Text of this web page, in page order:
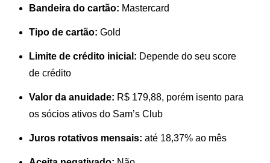
Bandeira do cartão: Mastercard
Tipo de cartão: Gold
Limite de crédito inicial: Depende do seu score
de crédito
Valor da anuidade: R$ 179,88, porém isento para
os sócios ativos do Sam’s Club
Juros rotativos mensais: até 18,37% ao mês